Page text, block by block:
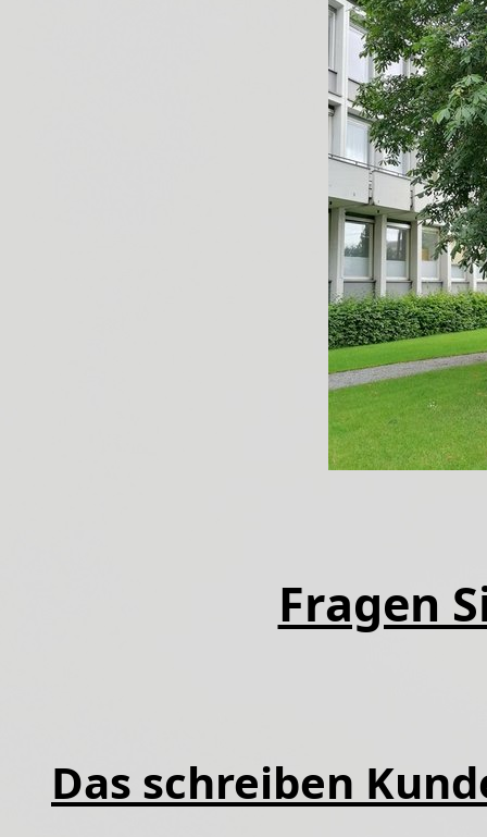
Fragen
Das schreiben